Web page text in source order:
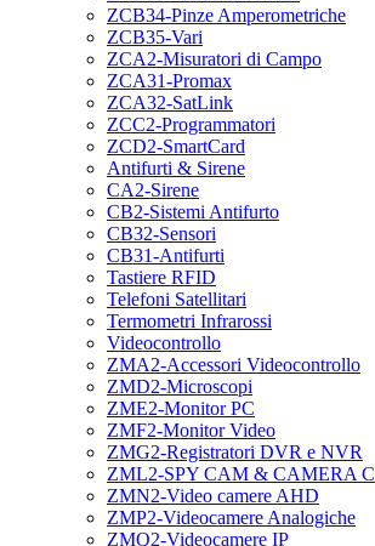
ZCB34-Pinze Amperometriche
ZCB35-Vari
ZCA2-Misuratori di Campo
ZCA31-Promax
ZCA32-SatLink
ZCC2-Programmatori
ZCD2-SmartCard
Antifurti & Sirene
CA2-Sirene
CB2-Sistemi Antifurto
CB32-Sensori
CB31-Antifurti
Tastiere RFID
Telefoni Satellitari
Termometri Infrarossi
Videocontrollo
ZMA2-Accessori Videocontrollo
ZMD2-Microscopi
ZME2-Monitor PC
ZMF2-Monitor Video
ZMG2-Registratori DVR e NVR
ZML2-SPY CAM & CAMERA
ZMN2-Video camere AHD
ZMP2-Videocamere Analogiche
ZMQ2-Videocamere IP